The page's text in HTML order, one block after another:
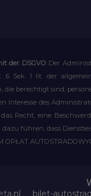
der DSGVO Der
Sek. 1 lit. der
die berechtigt sind,
Interesse des
Recht, eine
führen, dass
OPŁAT
bilet-